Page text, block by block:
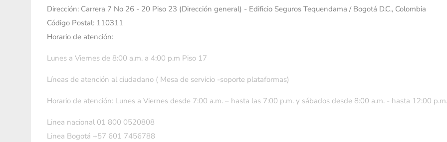
Dirección: Carrera 7 No 26 - 20 Piso 23 (Dirección general) - Edificio Seguros Tequendama / Bogotá D.C., Colombia
Código Postal: 110311
Horario de atención:
Lunes a Viernes de 8:00 a.m. a 4:00 p.m Piso 17
Líneas de atención al ciudadano ( Mesa de servicio -soporte plataformas)
Horario de atención: Lunes a Viernes desde 7:00 a.m. – hasta las 7:00 p.m. y sábados desde 8:00 a.m. - hasta 12:00 p.m.
Linea nacional 01 800 0520808
Linea Bogotá +57 601 7456788